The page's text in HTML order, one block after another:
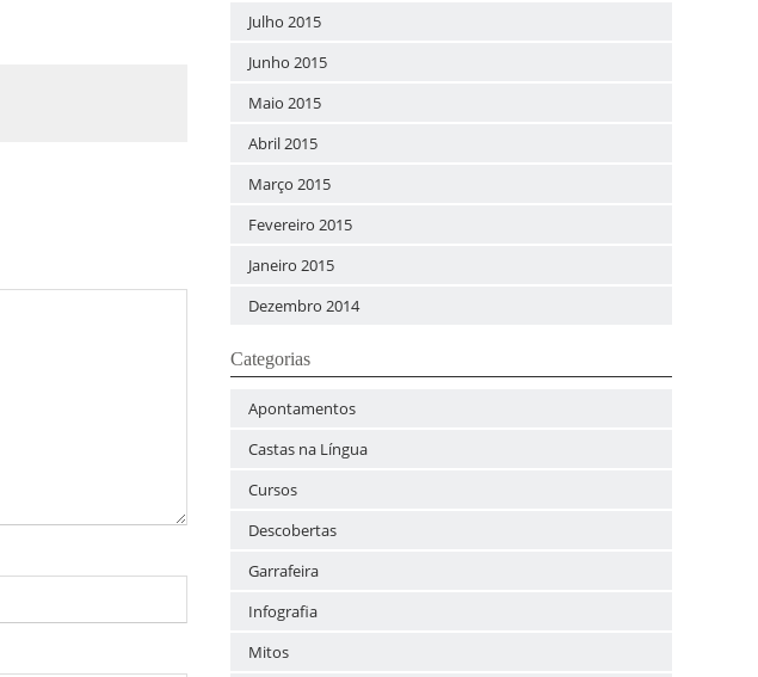
Julho 2015
Junho 2015
Maio 2015
Abril 2015
Março 2015
Fevereiro 2015
Janeiro 2015
Dezembro 2014
Categorias
Apontamentos
Castas na Língua
Cursos
Descobertas
Garrafeira
Infografia
Mitos